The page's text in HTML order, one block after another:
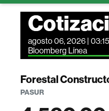
agosto 06, 2026 |
Bloomberg Línea
Forestal
PASUR